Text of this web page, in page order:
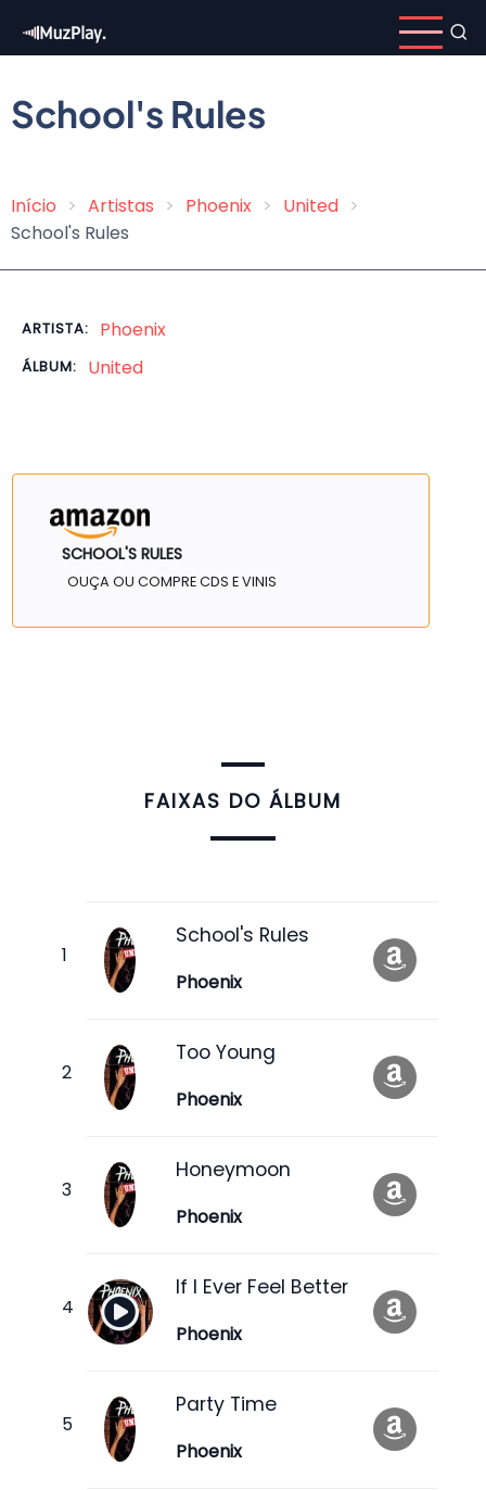
para
conteúdo
principal
School's Rules
Trilha
Início Artistas Phoenix
United
School's Rules
ARTISTA: Phoenix
ÁLBUM: United
SCHOOL'S RULES
OUÇA OU COMPRE CDS E VINIS
FAIXAS DO ÁLBUM
School's Rules
Phoenix
Too Young
Phoenix
Honeymoon
Phoenix
If I Ever Feel Better
Phoenix
Party Time
Phoenix